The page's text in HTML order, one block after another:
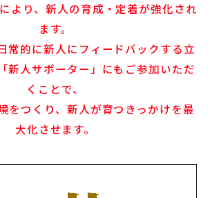
より、新人の育成・定着が強化され
ます。
常的に新人にフィードバックする立
新人サポーター」にもご参加いただ
くことで、
をつくり、新人が育つきっかけを最
大化させます。